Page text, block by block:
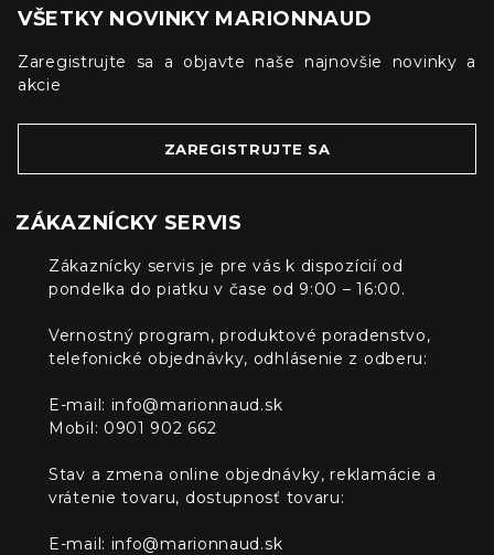
VŠETKY NOVINKY MARIONNAUD
Zaregistrujte sa a objavte naše najnovšie novinky a
akcie
ZAREGISTRUJTE SA
ZÁKAZNÍCKY SERVIS
Zákaznícky servis je pre vás k dispozícií od
pondelka do piatku v čase od 9:00 – 16:00.
Vernostný program, produktové poradenstvo,
telefonické objednávky, odhlásenie z odberu:
E-mail: info@marionnaud.sk
Mobil: 0901 902 662
Stav a zmena online objednávky, reklamácie a
vrátenie tovaru, dostupnosť tovaru:
E-mail: info@marionnaud.sk